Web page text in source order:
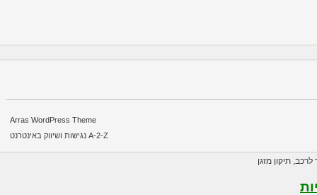
Arras WordPress Theme
A-2-Z נגישות ושיווק באינטרנט
,תיקון מזגן